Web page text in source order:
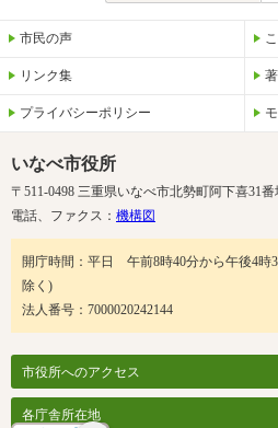
市民の声
リンク集
プライバシーポリシー
いなべ市役所
〒511-0498 三重県いなべ市北勢町阿下喜31番
電話、ファクス： 機構図
開庁時間：平日 午前8時40分から午後4時
除く)
法人番号：7000020242144
市役所へのアクセス
各庁舎所在地